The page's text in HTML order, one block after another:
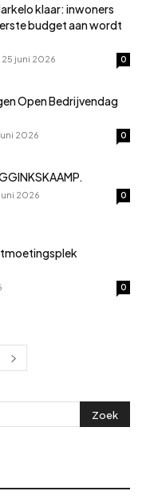
klaar: inwoners
budget aan wordt
25 juni 2026 0
Open Bedrijvendag
2026 0
2026 0
0